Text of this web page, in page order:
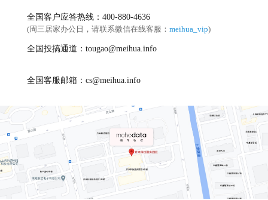
全国客户应答热线：400-880-4636
(周三居家办公日，请联系微信在线客服： meihua_vip)
全国投搞通道：tougao@meihua.info
全国客服邮箱：cs@meihua.info